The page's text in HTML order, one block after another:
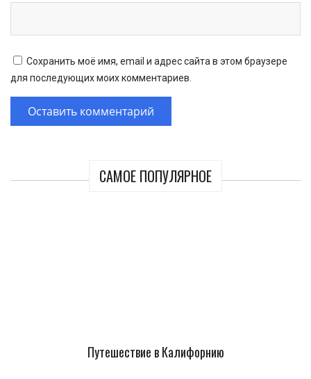
САМОЕ ПОПУЛЯРНОЕ
Путешествие в Калифорнию
Сохранить моё имя, email и адрес сайта в этом браузере
для последующих моих комментариев.